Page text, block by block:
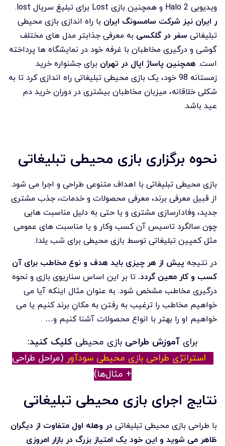
ویدیویی Halo 2 و همچنین بازی Lost برای تبلیغ سریال lost.
ر ایران نیز شرکت سامسونگ ایران با راه اندازی بازی محیطی
تبلیغاتی سفر در گلکسی به معرفی جذابتر مدل های مختلف
گوشی و درگیری مخاطبان با غرفه خود در نمایشگاه ها پرداخته
است. همچنین پاساژ اپال در تهران برای جشنواره خرید
زمستانه 98 خود، یک بازی محیطی تبلیغاتی راه اندازی کرد تا به
شکلی خلاقانه، میزبان مخاطبان بیشتری در دوران خرید دم
عید باشد.
نحوه برگزاری بازی محیطی تبلیغاتی
بازی محیطی تبلیغاتی با اهداف متنوعی طراحی و اجرا می شود.
از قبیل معرفی برند، معرفی محصولات و خدمات، جذب مشتری
جدید، وفادارسازی مشتری و یا حتی به دلیل مناسبت هایی
چون سالگرد تاسیس آن کسب وکار و یا مناسبت های عمومی
مثل کمپین تبلیغاتی توسط بازی محیطی برای شب یلدا.
در نتیجه پیش از هر چیزی باید هدف و نوع مخاطب برای آن
کسب و کار معین گردد. تا بر این اساس سناریوی بازی و نحوه
درگیری مخاطب مشخص شود. به عنوان مثال اینکه آیا می
خواهیم مخاطب را ترغیب به رفتن به مکانِ برند کنیم یا می
خواهیم او را بهتر با انواع محصولات آشنا کنیم و… .
برای آموزش طراحی بازی محیطی کلیک کنید:
(مراحل طراحی
+ مثال‌ها)
نتایج اجرای بازی محیطی تبلیغاتی
با طراحی بازی محیطی تبلیغاتی در وهله اول متفاوت از دیگران
ظاهر می شوید و این خود یک امتیاز بزرگ در بازار امروزی